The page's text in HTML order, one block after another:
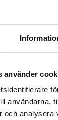
använder
användarna,
och analysera
kr
299 kr
till
749 kr